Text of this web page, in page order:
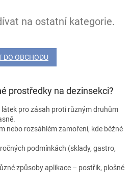
na ostatní kategorie.
DO OBCHODU
prostředky na dezinsekci?
pro zásah proti různým druhům
nebo rozsáhlém zamoření, kde běžné
podmínkách (sklady, gastro,
způsoby aplikace – postřik, plošné